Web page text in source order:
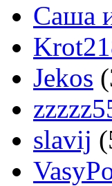
Саша
Jekos
slavij